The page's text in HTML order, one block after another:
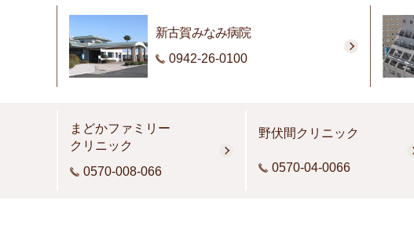
新古賀みなみ病院
0942-26-0100
まどかファミリー
クリニック
0570-008-066
野伏間クリニック
0570-04-0066